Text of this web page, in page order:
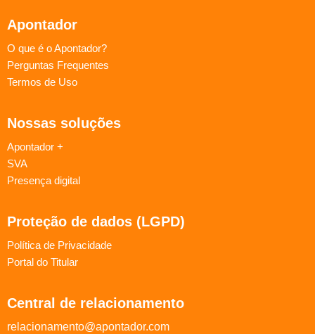
Apontador
O que é o Apontador?
Perguntas Frequentes
Termos de Uso
Nossas soluções
Apontador +
SVA
Presença digital
Proteção de dados (LGPD)
Política de Privacidade
Portal do Titular
Central de relacionamento
relacionamento@apontador.com